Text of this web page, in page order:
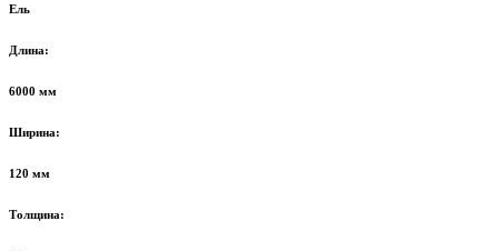
Ель
Длина:
6000 мм
Ширина:
120 мм
Толщина: